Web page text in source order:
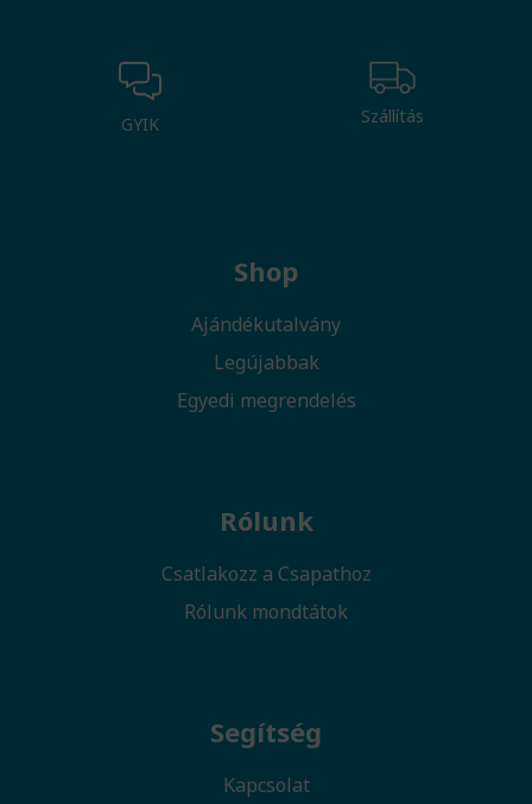
GYIK Szállítás
Shop
Ajándékutalvány
Legújabbak
Egyedi megrendelés
Rólunk
Csatlakozz a Csapathoz
Rólunk mondtátok
Segítség
Kapcsolat